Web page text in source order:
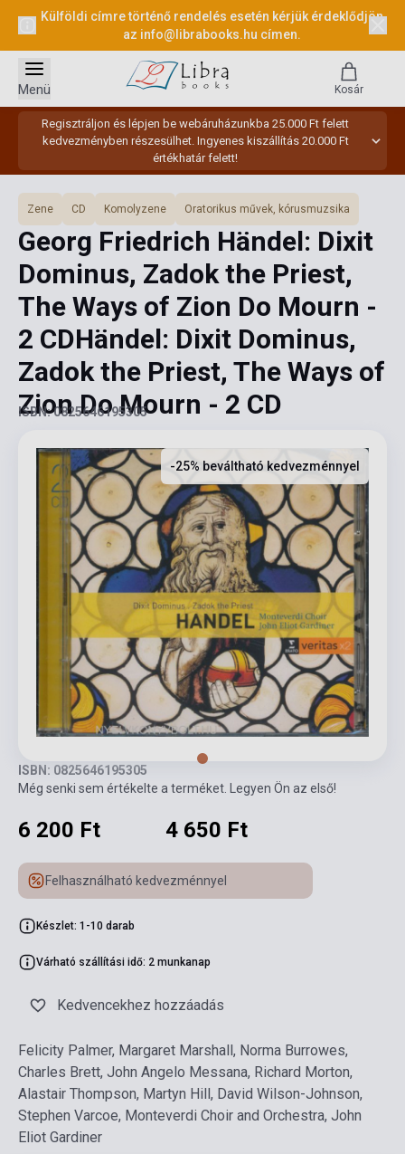
Külföldi címre történő rendelés esetén kérjük érdeklődjön
az info@librabooks.hu címen.
Regisztráljon és lépjen be webáruházunkba 25.000 Ft felett
kedvezményben részesülhet. Ingyenes kiszállítás 20.000 Ft
értékhatár felett!
Menü Kosár
Zene CD Komolyzene Oratorikus művek, kórusmuzsika
Georg Friedrich Händel: Dixit
Dominus, Zadok the Priest,
The Ways of Zion Do Mourn -
2 CDHändel: Dixit Dominus,
Zadok the Priest, The Ways of
Zion Do Mourn - 2 CD
ISBN: 0825646195305
-25% beváltható kedvezménnyel
ISBN: 0825646195305
Még senki sem értékelte a terméket. Legyen Ön az első!
6 200 Ft 4 650 Ft
Felhasználható kedvezménnyel
Készlet: 1-10 darab
Várható szállítási idő: 2 munkanap
Kedvencekhez hozzáadás
Felicity Palmer, Margaret Marshall, Norma Burrowes,
Charles Brett, John Angelo Messana, Richard Morton,
Alastair Thompson, Martyn Hill, David Wilson-Johnson,
Stephen Varcoe, Monteverdi Choir and Orchestra, John
Eliot Gardiner